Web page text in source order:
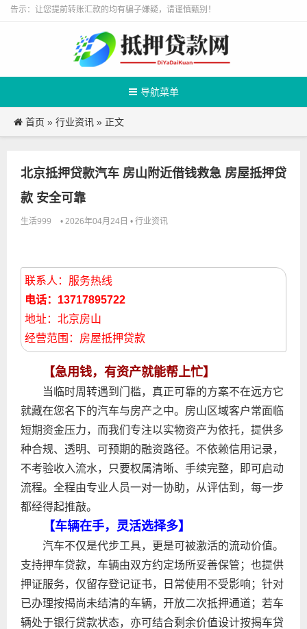
告示：让您提前转账汇款的均有骗子嫌疑，请谨慎甄别！
导航菜单
首页 » 行业资讯 » 正文
北京抵押贷款汽车 房山附近借钱救急 房屋抵押贷
款 安全可靠
生活999 • 2026年04月24日 • 行业资讯
联系人：服务热线
电话：13717895722
地址：北京房山
经营范围：房屋抵押贷款
【急用钱，有资产就能帮上忙】
当临时周转遇到门槛，真正可靠的方案不在远方它
就藏在您名下的汽车与房产之中。房山区域客户常面临
短期资金压力，而我们专注以实物资产为依托，提供多
种合规、透明、可预期的融资路径。不依赖信用记录，
不考验收入流水，只要权属清晰、手续完整，即可启动
流程。全程由专业人员一对一协助，从评估到，每一步
都经得起推敲。
【车辆在手，灵活选择多】
汽车不仅是代步工具，更是可被激活的流动价值。
支持押车贷款，车辆由双方约定场所妥善保管；也提供
押证服务，仅留存登记证书，日常使用不受影响；针对
已办理按揭尚未结清的车辆，开放二次抵押通道；若车
辆处于银行贷款状态，亦可结合剩余价值设计按揭车贷